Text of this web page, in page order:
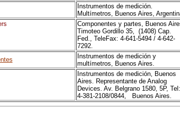
Instrumentos de medición.
Multímetros, Buenos Aires,
Componentes y partes, Buenos
Timoteo Gordillo 35, (1408) Cap.
Fed., TeleFax: 4-641-5494 / 4-642-
7292.
Instrumentos de medición y
multímetros, Buenos Aires.
Instrumentos de medición, Buenos
Aires. Representante de Analog
Devices. Av. Belgrano 1580, 5P, Tel:
4-381-2108/0844, Buenos Aires.